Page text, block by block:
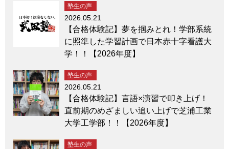
塾生の声
2026.05.21
【合格体験記】夢を掴みとれ！学部系統
に照準した学習計画で日本赤十字看護大
学！！【2026年度】
塾生の声
2026.05.21
【合格体験記】言語×演習で叩き上げ！
直前期のめざましい追い上げで芝浦工業
大学工学部！！【2026年度】
塾生の声